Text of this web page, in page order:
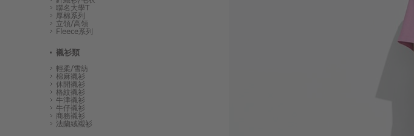
聯名大學T
厚棉系列
立領/高領
Fleece系列
襯衫類
輕柔/雪紡
棉麻襯衫
休閒襯衫
格紋襯衫
牛津襯衫
牛仔襯衫
商務襯衫
法蘭絨襯衫